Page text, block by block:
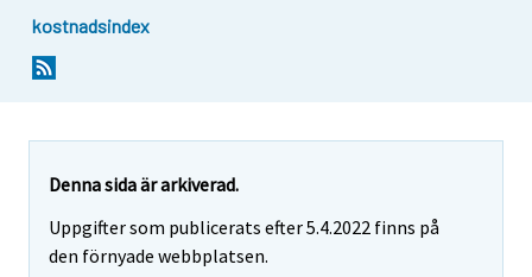
kostnadsindex
Denna sida är arkiverad.
Uppgifter som publicerats efter 5.4.2022 finns på
den förnyade webbplatsen.